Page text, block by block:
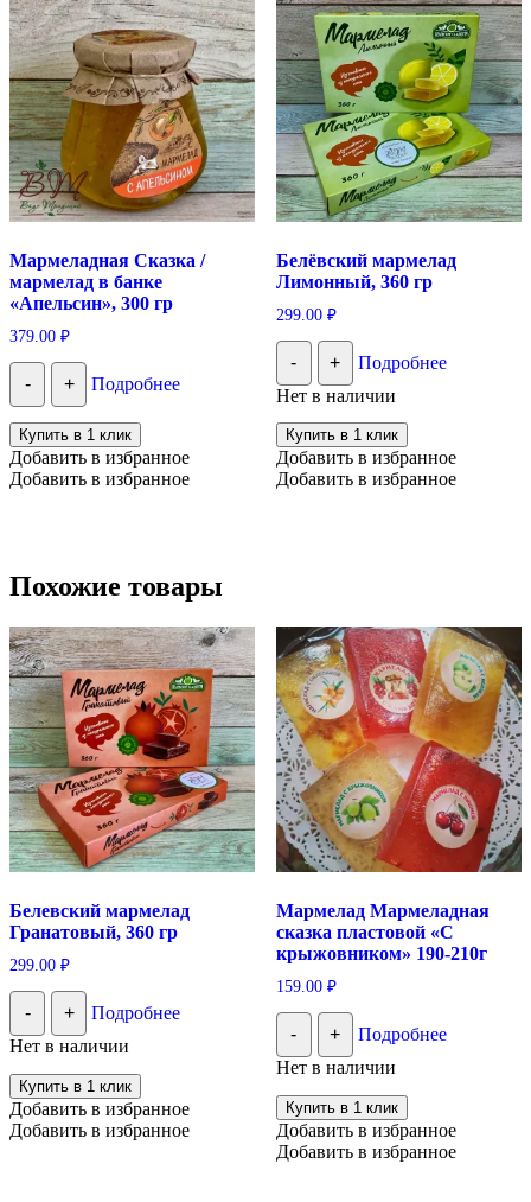
Мармеладная Сказка /
мармелад в банке
«Апельсин», 300 гр
379.00 ₽
- + Подробнее
Купить в 1 клик
Добавить в избранное
Добавить в избранное
Белёвский мармелад
Лимонный, 360 гр
299.00 ₽
- +
Подробнее
Нет в наличии
Купить в 1 клик
Добавить в избранное
Добавить в избранное
Похожие товары
Белевский мармелад
Гранатовый, 360 гр
299.00 ₽
- +
Подробнее
Нет в наличии
Купить в 1 клик
Добавить в избранное
Добавить в избранное
Мармелад Мармеладная
сказка пластовой «С
крыжовником» 190-210г
159.00 ₽
- +
Подробнее
Нет в наличии
Купить в 1 клик
Добавить в избранное
Добавить в избранное